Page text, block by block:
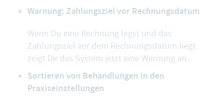
Warnung: Zahlungsziel vor Rechnungsdatum
Wenn Du eine Rechnung legst und das
Zahlungsziel vor dem Rechnungsdatum liegt,
zeigt Dir das System jetzt eine Warnung an.
Sortieren von Behandlungen in den
Praxiseinstellungen